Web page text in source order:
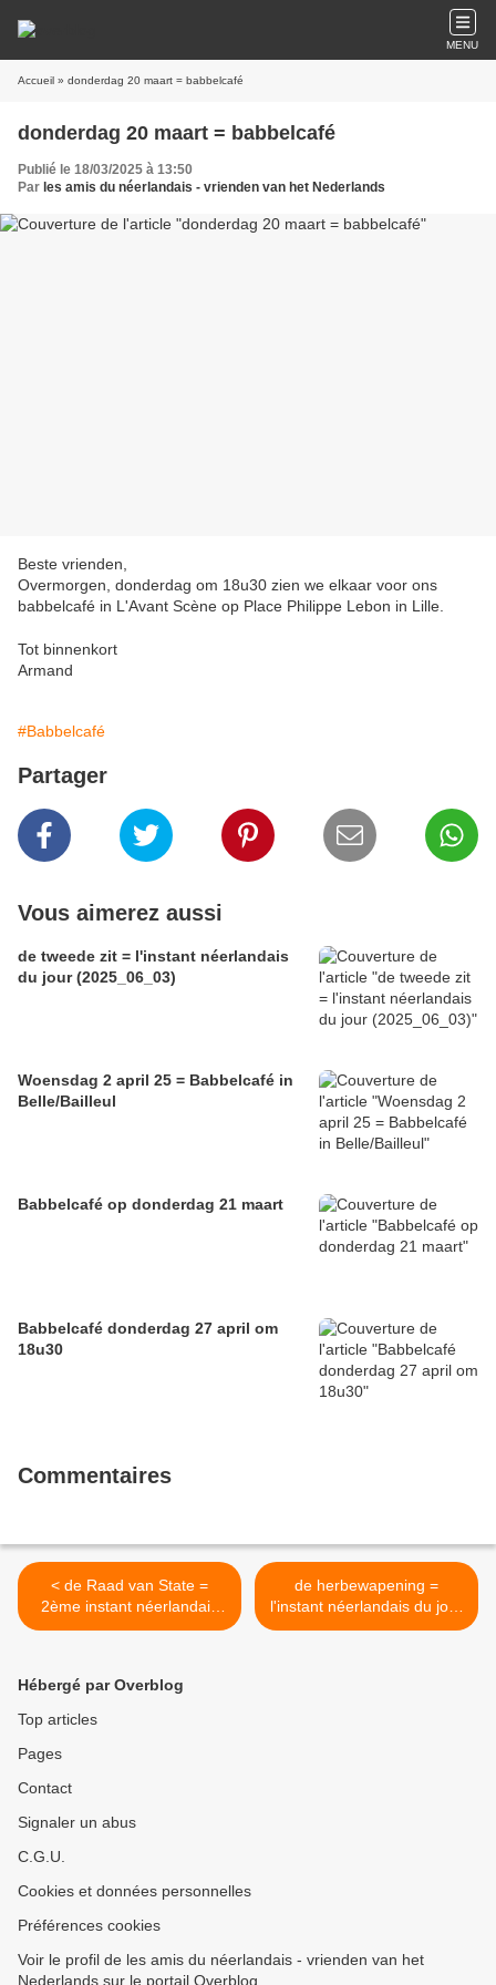
MENU
Accueil » donderdag 20 maart = babbelcafé
donderdag 20 maart = babbelcafé
Publié le 18/03/2025 à 13:50
Par les amis du néerlandais - vrienden van het Nederlands
Beste vrienden,
Overmorgen, donderdag om 18u30 zien we elkaar voor ons
babbelcafé in L'Avant Scène op Place Philippe Lebon in Lille.
Tot binnenkort
Armand
#Babbelcafé
Partager
Vous aimerez aussi
de tweede zit = l'instant néerlandais
du jour (2025_06_03)
Woensdag 2 april 25 = Babbelcafé in
Belle/Bailleul
Babbelcafé op donderdag 21 maart
Babbelcafé donderdag 27 april om
18u30
Commentaires
< de Raad van State =
2ème instant néerlandais
du jour (2025_03_18)
de herbewapening =
l'instant néerlandais du jour
(2025_03_19) >
Hébergé par Overblog
Top articles
Pages
Contact
Signaler un abus
C.G.U.
Cookies et données personnelles
Préférences cookies
Voir le profil de les amis du néerlandais - vrienden van het
Nederlands sur le portail Overblog